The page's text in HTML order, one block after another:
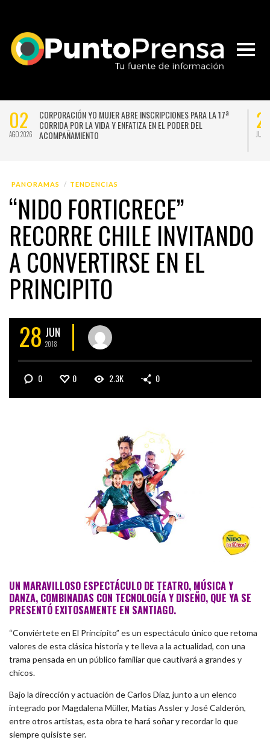
02
AGO 2026
CORPORACIÓN YO MUJER ABRE INSCRIPCIONES PARA LA 17ª
CORRIDA POR LA VIDA Y ENFATIZA EN EL PODER DEL
ACOMPAÑAMIENTO
JUL
PANORAMAS TENDENCIAS
“NIDO FORTICRECE”
RECORRE CHILE INVITANDO
A CONVERTIRSE EN EL
PRINCIPITO
28 JUN
2018
0 0 2.3K 0
UN MARAVILLOSO ESPECTÁCULO DE TEATRO, MÚSICA Y
DANZA, COMBINADAS CON TECNOLOGÍA Y DISEÑO, QUE YA SE
PRESENTÓ EXITOSAMENTE EN SANTIAGO.
“Conviértete en El Principito” es un espectáculo único que retoma
valores de esta clásica historia y te lleva a la actualidad, con una
trama pensada en un público familiar que cautivará a grandes y
chicos.
Bajo la dirección y actuación de Carlos Díaz, junto a un elenco
integrado por Magdalena Müller, Matías Assler y José Calderón,
entre otros artistas, esta obra te hará soñar y recordar lo que
siempre quisiste ser.